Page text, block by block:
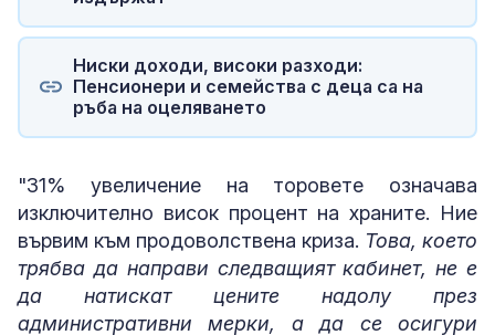
Ниски доходи, високи разходи:
Пенсионери и семейства с деца са на
ръба на оцеляването
"31% увеличение на торовете означава
изключително висок процент на храните. Ние
вървим към продоволствена криза. Това, което
трябва да направи следващият кабинет, не е
да натискат цените надолу през
административни мерки, а да се осигури